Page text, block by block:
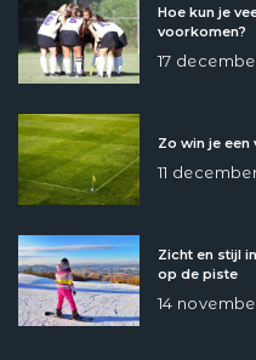
Hoe kun je
voorkomen?
17
Zo win je een
11
Zicht en stijl
op de piste
14